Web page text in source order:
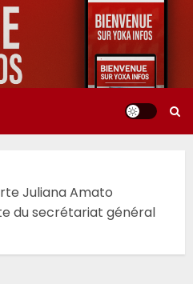
Juliana Amato
du secrétariat général